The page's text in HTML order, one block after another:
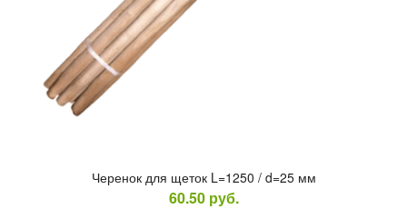
Че­ренок для ще­ток L=1250 / d=25 мм
60.50 руб.